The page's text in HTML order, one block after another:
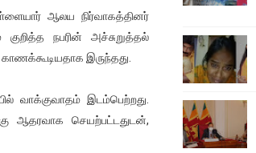
நாள் - 26.09.2021 சுவிஸ்
நடைபெற்ற கவனயீர்ப்புப் போராட்டத்தில்
ஆலய நிர்வாகத்தினர்
நபரின் அச்சுறுத்தல்
இருந்தது.
வாக்குவாதம் இடம்பெற்றது.
ஆதரவாக செயற்பட்டதுடன்,